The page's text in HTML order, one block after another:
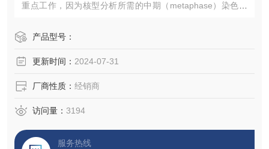
重点工作，因为核型分析所需的中期（metaphase）染色体
是现今主要的侵入性手段用于胎儿染色体异常的诊断。用于
基，缓冲效果更佳。培养基冷冻包装.
产品型号：
更新时间： 2024-07-31
厂商性质： 经销商
访问量： 3194
服务热线